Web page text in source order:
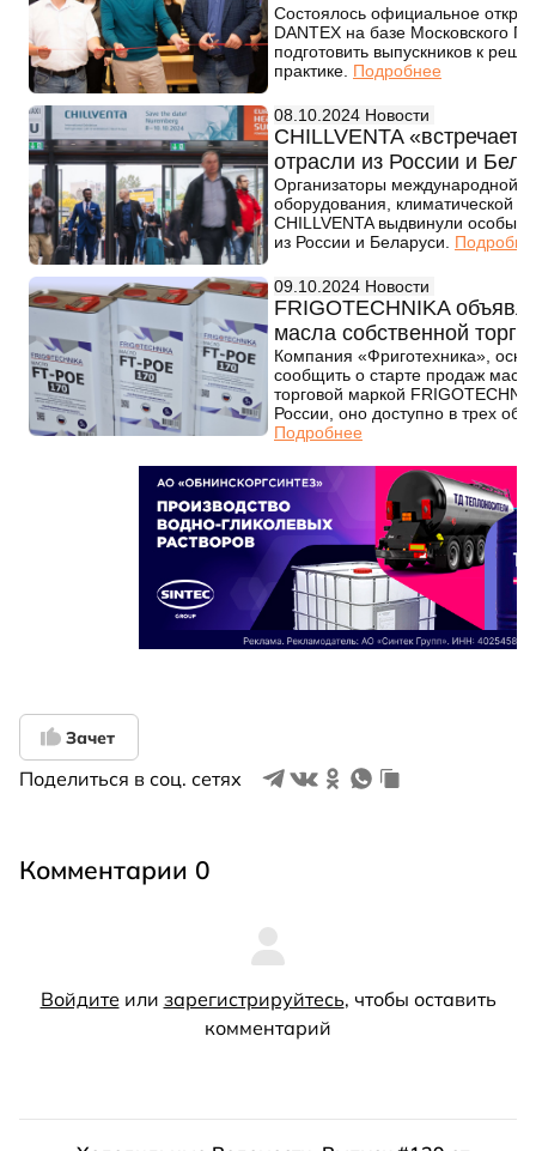
Зачет
Поделиться в соц. сетях
Комментарии 0
Войдите или зарегистрируйтесь, чтобы оставить
комментарий